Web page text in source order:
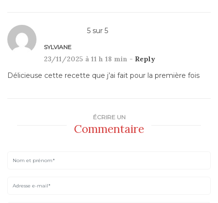
5 sur 5
SYLVIANE
23/11/2025 à 11 h 18 min - Reply
Délicieuse cette recette que j’ai fait pour la première fois
ÉCRIRE UN
Commentaire